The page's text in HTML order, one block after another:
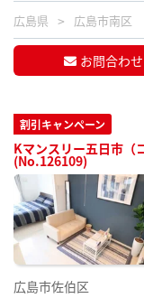
広島県 広島市南区
お問合わせ
割引キャンペーン
Kマンスリー五日市（
(No.126109)
広島市佐伯区